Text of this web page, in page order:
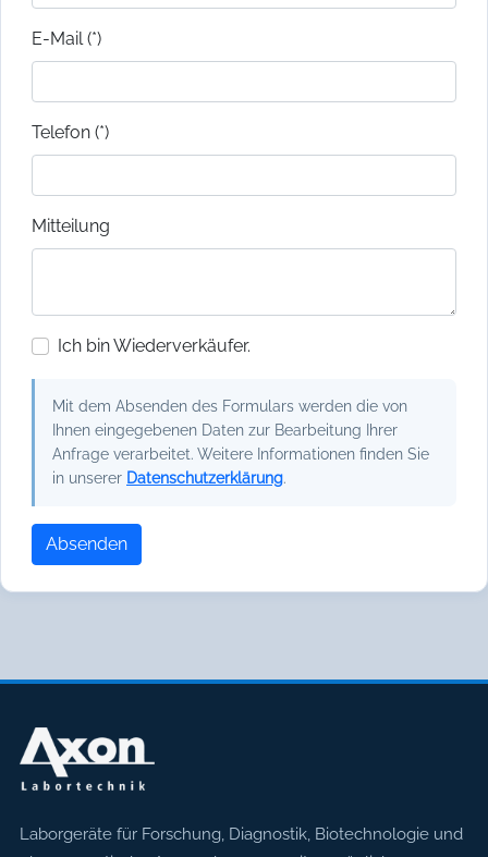
E-Mail (*)
Telefon (*)
Mitteilung
Ich bin Wiederverkäufer.
Mit dem Absenden des Formulars werden die von
Ihnen eingegebenen Daten zur Bearbeitung Ihrer
Anfrage verarbeitet. Weitere Informationen finden Sie
in unserer Datenschutzerklärung.
Absenden
Axon Labortechnik
Laborgeräte für Forschung, Diagnostik, Biotechnologie und